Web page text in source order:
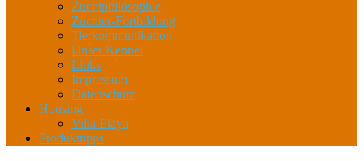
Zuchtphilosophie
Züchter-Fortbildung
Tierkommunikation
Unser Kennel
Links
Impressum
Datenschutz
Housing
Villa Elaya
Produkttipps